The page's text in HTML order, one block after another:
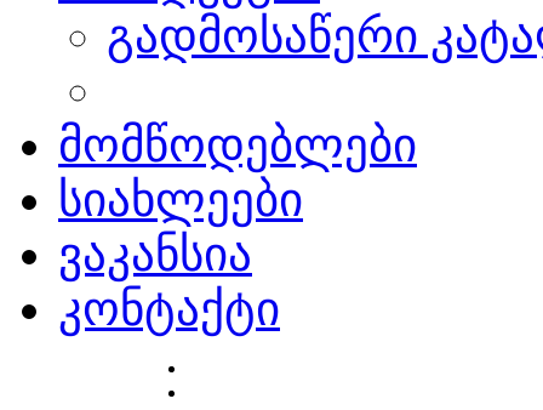
გადმოსაწერი
მომწოდებლები
სიახლეები
ვაკანსია
კონტაქტი